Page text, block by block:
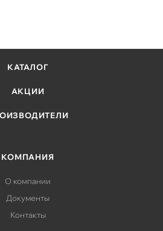
КАТАЛОГ
АКЦИИ
КОМПАНИЯ
О компании
Документы
Контакты